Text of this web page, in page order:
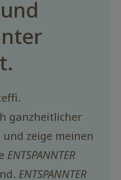
ganzheitlicher
und zeige meinen
ENTSPANNTER
ENTSPANNTER